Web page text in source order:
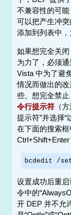
不兼容性的可
可以把产生冲突
添加到列表中，
如果想完全关
为力了，必须
Vista 中为了避
情况而做出的
些。想完全禁
令行提示符（方
提示符”并选择“
在下面的搜索框
bcdedit /
设置成功后重
令中的
开 DEP 并不允